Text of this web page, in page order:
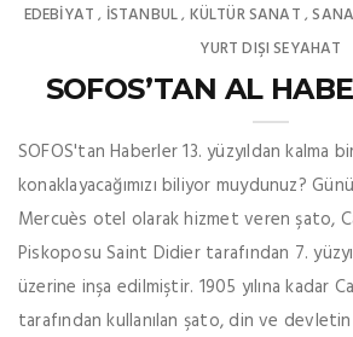
EDEBIYAT , İSTANBUL, KÜLTÜR SANAT ,
YURT DIŞI SEYAHAT
SOFOS’TAN AL
SOFOS'tan Haberler 13. yüzyıldan kalma
konaklayacağımızı biliyor muydunuz?
Mercuès otel olarak hizmet veren şato,
Piskoposu Saint Didier tarafından 7.
üzerine inşa edilmiştir. 1905 yılına kadar
tarafından kullanılan şato, din ve devletin